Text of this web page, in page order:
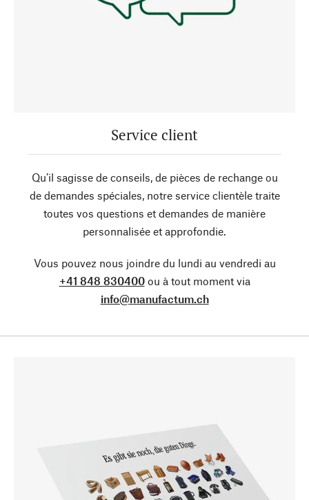
Service client
Qu’il sagisse de conseils, de pièces de rechange ou
de demandes spéciales, notre service clientèle traite
toutes vos questions et demandes de manière
personnalisée et approfondie.
Vous pouvez nous joindre du lundi au vendredi au
+41 848 830400ou à tout moment via
info@manufactum.ch